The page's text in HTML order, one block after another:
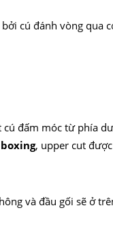
cú đánh vòng qua
đấm móc từ phía
, upper cut
và đầu gối sẽ ở